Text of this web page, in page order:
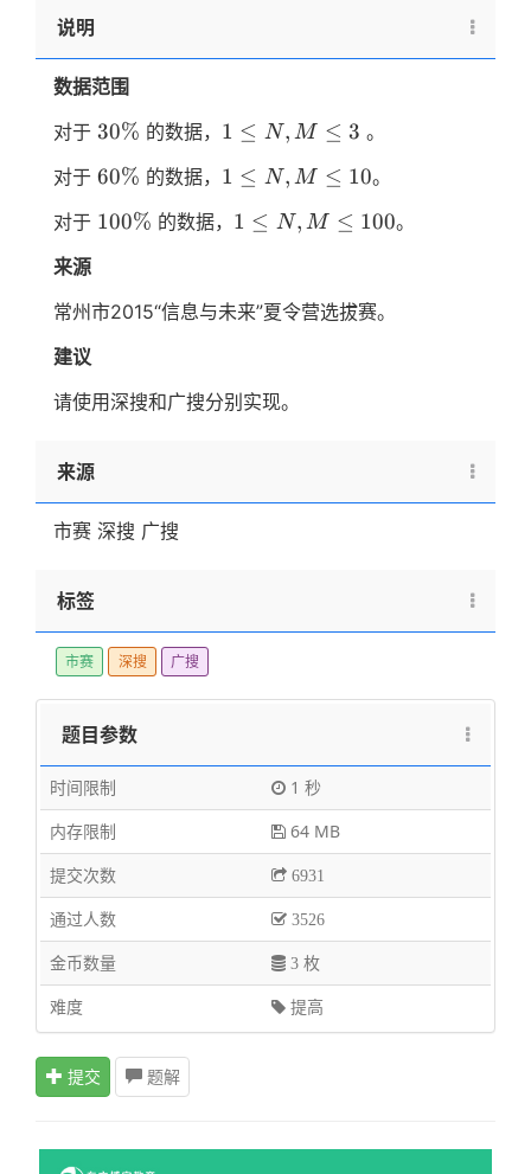
说明
数据范围
对于 30\%
30% 的数据， 1≤N,M≤3
1 ≤ N, M ≤ 3 。
对于 60\%
60% 的数据， 1≤N,M≤10
1 ≤ N, M ≤ 10。
对于 100\%
100% 的数据， 1≤N,M≤100
1 ≤ N, M ≤ 100。
来源
常州市2015“信息与未来”夏令营选拔赛。
建议
请使用深搜和广搜分别实现。
来源
市赛 深搜 广搜
标签
市赛 深搜 广搜
题目参数
时间限制
1 秒
内存限制
64 MB
提交次数
6931
通过人数 3526
金币数量 3 枚
难度 提高
提交 题解